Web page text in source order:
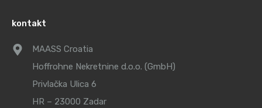
kontakt
MAASS Croatia
Hoffrohne Nekretnine d.o.o. (GmbH)
Privlačka Ulica 6
HR – 23000 Zadar